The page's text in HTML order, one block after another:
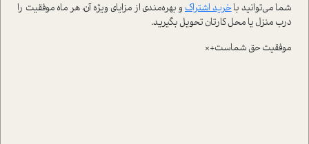
شما مي‌توانيد باخريد اشتراک و بهره‌مندي از مزاياي ويژه آن، هر ماه موفقيت را
درب منزل يا محل کارتان تحويل بگيريد.
موفقيت حق شماست+×